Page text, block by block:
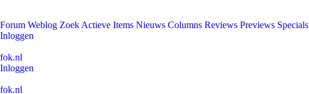
Forum Weblog Zoek Actieve Items Nieuws Columns Reviews Previews Specials
Inloggen
fok.nl
Inloggen
fok.nl